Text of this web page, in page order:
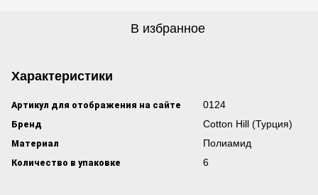
В избранное
Характеристики
Артикул для отображения на сайте 0124
Бренд Cotton Hill (Турция)
Материал Полиамид
Количество в упаковке 6